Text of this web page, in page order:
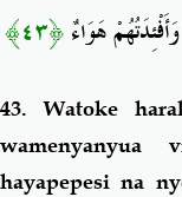
وَأَفْئِدَتُهُمْ هَوَاءٌ﴿٤٣﴾
43. Watoke
hayapepesi na